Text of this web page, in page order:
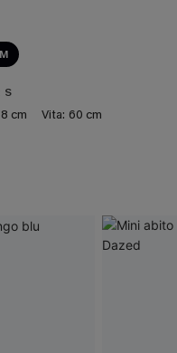
S
cm Vita: 60 cm